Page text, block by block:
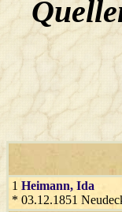
1 Heimann, Ida
* 03.12.1851